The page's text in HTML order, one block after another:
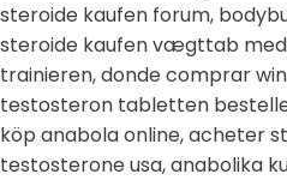
steroide kaufen forum,
steroide kaufen vægttab
trainieren, donde comprar
testosteron tabletten
köp anabola online, acheter
testosterone usa, anabolika